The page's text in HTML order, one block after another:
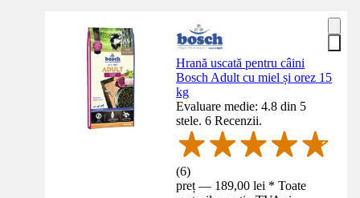
Hrană uscată pentru câini
Bosch Adult cu miel și orez 15
kg
Evaluare medie: 4.8 din 5
stele. 6 Recenzii.
(6)
preț — 189,00 lei * Toate